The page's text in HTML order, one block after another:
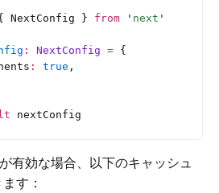
NextConfig } from ' next '
: NextConfig = {
: true ,
nextConfig
が有効な場合、以下のキャッシュ
す：